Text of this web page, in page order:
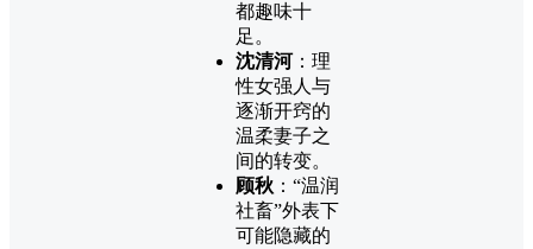
都趣味十
足。
沈清河：理
性女强人与
逐渐开窍的
温柔妻子之
间的转变。
顾秋 ：“温润
社畜”外表下
可能隐藏的